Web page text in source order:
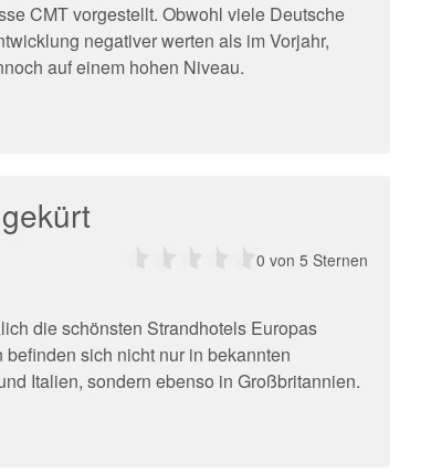
CMT vorgestellt. Obwohl viele Deutsche
negativer werten als im Vorjahr,
auf einem hohen Niveau.
0 von 5 Sternen
die schönsten Strandhotels Europas
sich nicht nur in bekannten
Italien, sondern ebenso in Großbritannien.